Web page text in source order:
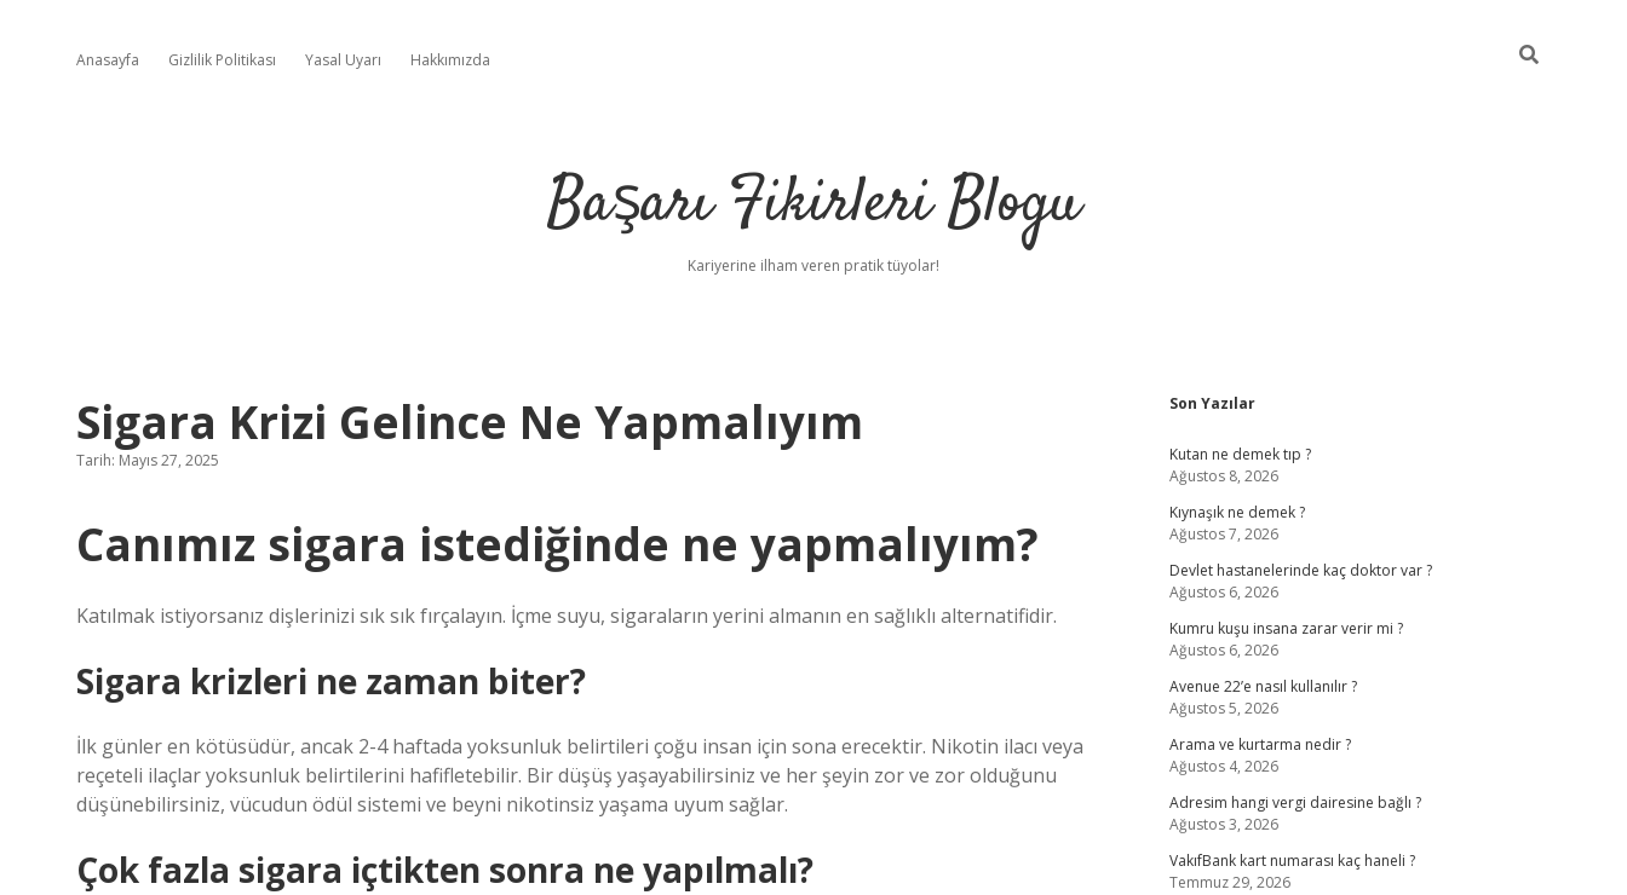
Anasayfa Gizlilik Politikası Yasal Uyarı Hakkımızda
Başarı Fikirleri Blogu
Kariyerine ilham veren pratik tüyolar!
Sigara Krizi Gelince Ne Yapmalıyım
Tarih: Mayıs 27, 2025
Canımız sigara istediğinde ne yapmalıyım?
Katılmak istiyorsanız dişlerinizi sık sık fırçalayın. İçme suyu, sigaraların yerini almanın en sağlıklı alternatifidir.
Sigara krizleri ne zaman biter?
İlk günler en kötüsüdür, ancak 2-4 haftada yoksunluk belirtileri çoğu insan için sona erecektir. Nikotin ilacı veya
reçeteli ilaçlar yoksunluk belirtilerini hafifletebilir. Bir düşüş yaşayabilirsiniz ve her şeyin zor ve zor olduğunu
düşünebilirsiniz, vücudun ödül sistemi ve beyni nikotinsiz yaşama uyum sağlar.
Çok fazla sigara içtikten sonra ne yapılmalı?
Sidebar
Son Yazılar
Kutan ne demek tıp ?
Ağustos 8, 2026
Kıynaşık ne demek ?
Ağustos 7, 2026
Devlet hastanelerinde kaç doktor var ?
Ağustos 6, 2026
Kumru kuşu insana zarar verir mi ?
Ağustos 6, 2026
Avenue 22’e nasıl kullanılır ?
Ağustos 5, 2026
Arama ve kurtarma nedir ?
Ağustos 4, 2026
Adresim hangi vergi dairesine bağlı ?
Ağustos 3, 2026
VakıfBank kart numarası kaç haneli ?
Temmuz 29, 2026